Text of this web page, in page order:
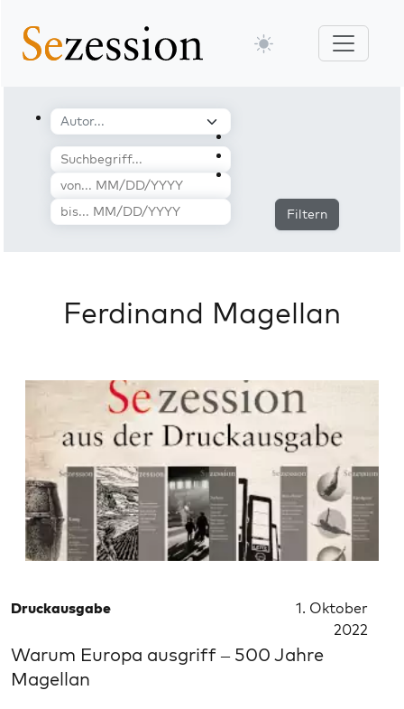
Filtern
Ferdinand Magellan
Druckausgabe
1. Oktober
2022
Warum Europa ausgriff – 500 Jahre
Magellan